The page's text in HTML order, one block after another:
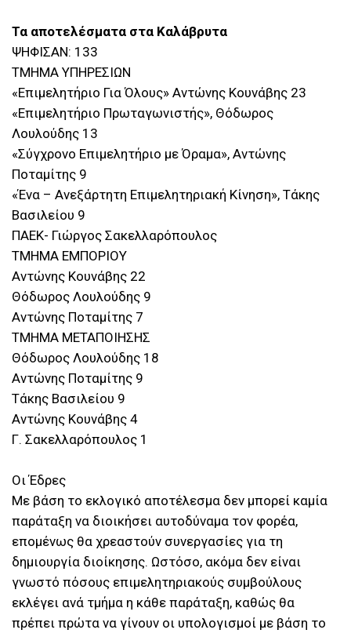
Τα αποτελέσματα στα Καλάβρυτα
ΨΗΦΙΣΑΝ: 133
ΤΜΗΜΑ ΥΠΗΡΕΣΙΩΝ
«Επιμελητήριο Για Όλους» Αντώνης Κουνάβης 23
«Επιμελητήριο Πρωταγωνιστής», Θόδωρος
Λουλούδης 13
«Σύγχρονο Επιμελητήριο με Όραμα», Αντώνης
Ποταμίτης 9
«Ένα – Ανεξάρτητη Επιμελητηριακή Κίνηση», Τάκης
Βασιλείου 9
ΠΑΕΚ- Γιώργος Σακελλαρόπουλος
ΤΜΗΜΑ ΕΜΠΟΡΙΟΥ
Αντώνης Κουνάβης 22
Θόδωρος Λουλούδης 9
Αντώνης Ποταμίτης 7
ΤΜΗΜΑ ΜΕΤΑΠΟΙΗΣΗΣ
Θόδωρος Λουλούδης 18
Αντώνης Ποταμίτης 9
Τάκης Βασιλείου 9
Αντώνης Κουνάβης 4
Γ. Σακελλαρόπουλος 1
Οι Έδρες
Με βάση το εκλογικό αποτέλεσμα δεν μπορεί καμία
παράταξη να διοικήσει αυτοδύναμα τον φορέα,
επομένως θα χρεαστούν συνεργασίες για τη
δημιουργία διοίκησης. Ωστόσο, ακόμα δεν είναι
γνωστό πόσους επιμελητηριακούς συμβούλους
εκλέγει ανά τμήμα η κάθε παράταξη, καθώς θα
πρέπει πρώτα να γίνουν οι υπολογισμοί με βάση το